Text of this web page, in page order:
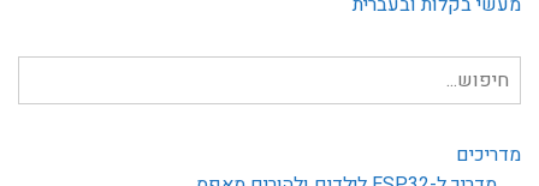
חיפוש
עבור:
מדריכים